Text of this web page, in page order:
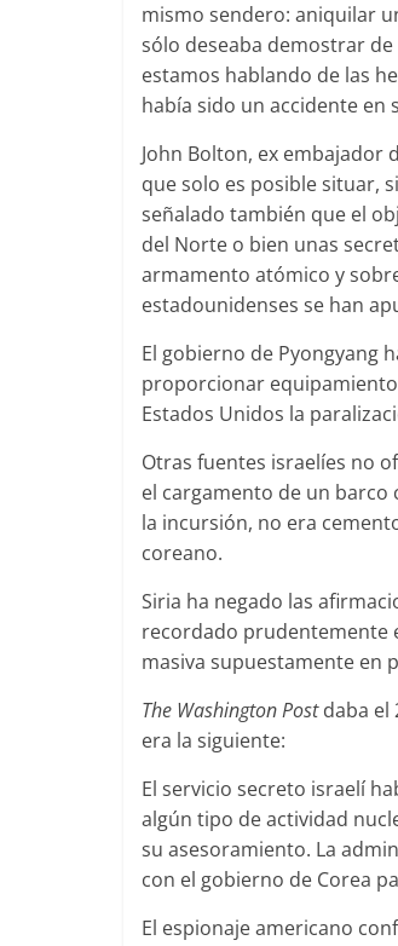
mismo sendero: aniquilar
sólo deseaba demostrar
estamos hablando de las
había sido un accidente en
John Bolton, ex embajador
que solo es posible situar,
señalado también que el
del Norte o bien unas
armamento atómico y
estadounidenses se han
El gobierno de Pyongyang
proporcionar
Estados Unidos la
Otras fuentes israelíes no
el cargamento de un
la incursión, no era
coreano.
Siria ha negado las
recordado prudentemente
masiva supuestamente en
The Washington Postdaba el
era la siguiente:
El servicio secreto israelí
algún tipo de actividad
su asesoramiento. La
con el gobierno de Corea
El espionaje americano